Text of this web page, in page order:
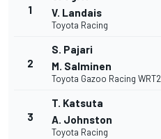
1
V. Landais
Toyota Racing
2
S. Pajari
M. Salminen
Toyota Gazoo Racing WRT2
3
T. Katsuta
A. Johnston
Toyota Racing